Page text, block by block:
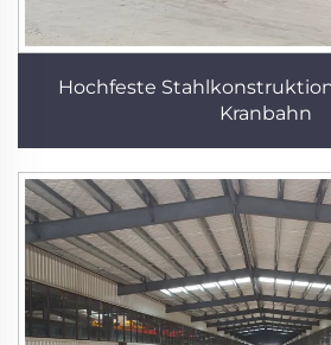
Hochfeste
Kranbahn